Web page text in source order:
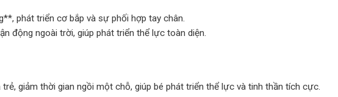
phát triển cơ bắp và sự phối hợp tay chân.
động ngoài trời, giúp phát triển thể lực toàn diện.
giảm thời gian ngồi một chỗ, giúp bé phát triển thể lực và tinh thần tích cực.